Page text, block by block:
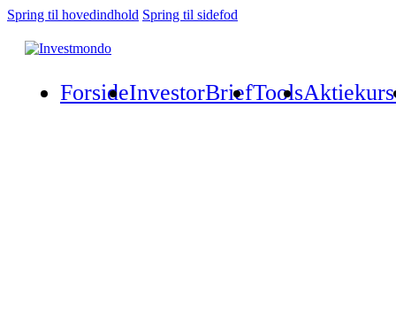
Spring til hovedindhold Spring til sidefod
ForsideInvestorBriefTools